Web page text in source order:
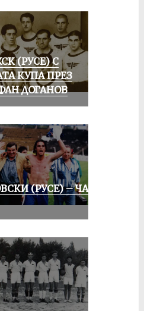
(РУСЕ) С
КУПА ПРЕЗ
ДОГАНОВ
(РУСЕ) – ЧАСТ